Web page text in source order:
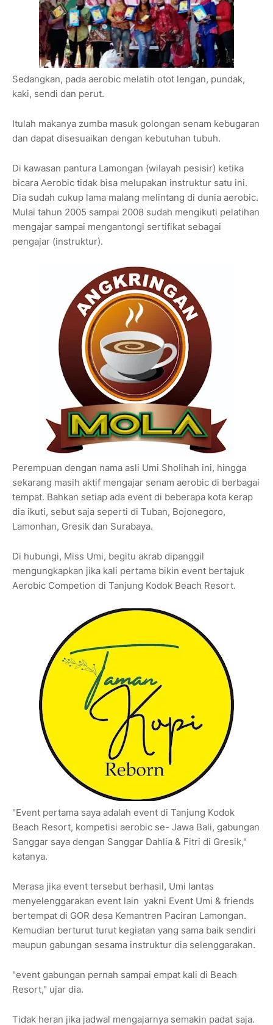
Sedangkan, pada aerobic melatih otot lengan, pundak,
kaki, sendi dan perut.
Itulah makanya zumba masuk golongan senam kebugaran
dan dapat disesuaikan dengan kebutuhan tubuh.
Di kawasan pantura Lamongan (wilayah pesisir) ketika
bicara Aerobic tidak bisa melupakan instruktur satu ini.
Dia sudah cukup lama malang melintang di dunia aerobic.
Mulai tahun 2005 sampai 2008 sudah mengikuti pelatihan
mengajar sampai mengantongi sertifikat sebagai
pengajar (instruktur).
Perempuan dengan nama asli Umi Sholihah ini, hingga
sekarang masih aktif mengajar senam aerobic di berbagai
tempat. Bahkan setiap ada event di beberapa kota kerap
dia ikuti, sebut saja seperti di Tuban, Bojonegoro,
Lamonhan, Gresik dan Surabaya.
Di hubungi, Miss Umi, begitu akrab dipanggil
mengungkapkan jika kali pertama bikin event bertajuk
Aerobic Competion di Tanjung Kodok Beach Resort.
"Event pertama saya adalah event di Tanjung Kodok
Beach Resort, kompetisi aerobic se- Jawa Bali, gabungan
Sanggar saya dengan Sanggar Dahlia & Fitri di Gresik,"
katanya.
Merasa jika event tersebut berhasil, Umi lantas
menyelenggarakan event lain yakni Event Umi & friends
bertempat di GOR desa Kemantren Paciran Lamongan.
Kemudian berturut turut kegiatan yang sama baik sendiri
maupun gabungan sesama instruktur dia selenggarakan.
"event gabungan pernah sampai empat kali di Beach
Resort," ujar dia.
Tidak heran jika jadwal mengajarnya semakin padat saja.